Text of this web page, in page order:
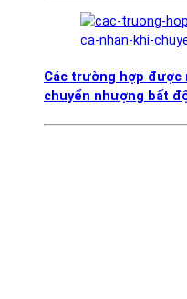
Các trường hợp được
chuyển nhượng bất